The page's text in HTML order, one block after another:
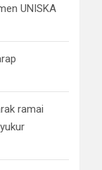
UNISKA
ramai